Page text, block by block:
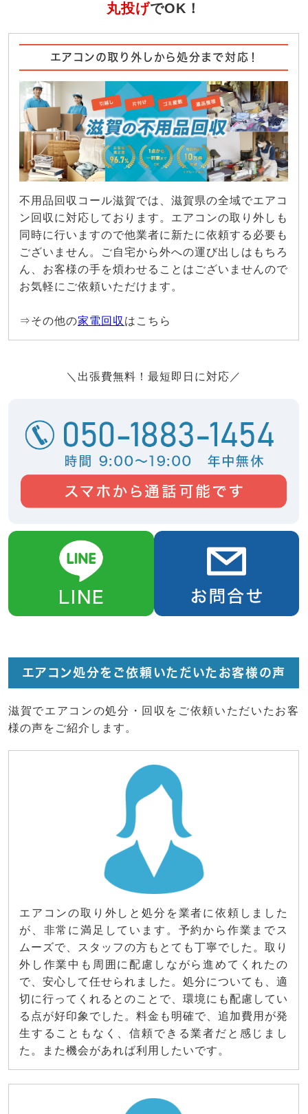
丸投げでOK！
エアコンの取り外しから処分まで対応！
不用品回収コール滋賀では、滋賀県の全域でエアコ
ン回収に対応しております。エアコンの取り外しも
同時に行いますので他業者に新たに依頼する必要も
ございません。ご自宅から外への運び出しはもちろ
ん、お客様の手を煩わせることはございませんので
お気軽にご依頼いただけます。
⇒その他の家電回収 はこちら
＼出張費無料！最短即日に対応／
エアコン処分をご依頼いただいたお客様の声
滋賀でエアコンの処分・回収をご依頼いただいたお客
様の声をご紹介します。
エアコンの取り外しと処分を業者に依頼しました
が、非常に満足しています。予約から作業までス
ムーズで、スタッフの方もとても丁寧でした。取り
外し作業中も周囲に配慮しながら進めてくれたの
で、安心して任せられました。処分についても、適
切に行ってくれるとのことで、環境にも配慮してい
る点が好印象でした。料金も明確で、追加費用が発
生することもなく、信頼できる業者だと感じまし
た。また機会があれば利用したいです。